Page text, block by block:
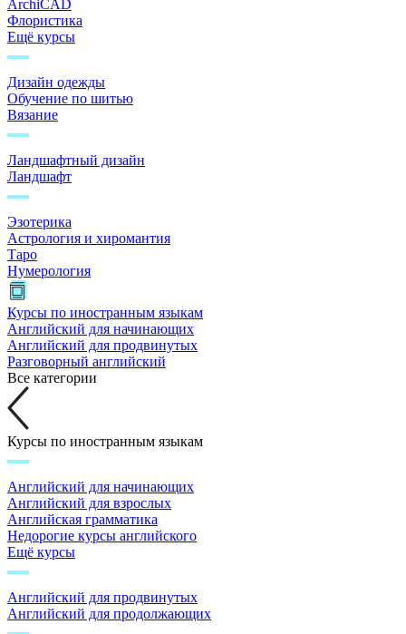
ArchiCAD
Флористика
Ещё курсы
Дизайн одежды
Обучение по шитью
Вязание
Ландшафтный дизайн
Ландшафт
Эзотерика
Астрология и хиромантия
Таро
Нумерология
Курсы по иностранным языкам
Английский для начинающих
Английский для продвинутых
Разговорный английский
Все категории
Курсы по иностранным языкам
Английский для начинающих
Английский для взрослых
Английская грамматика
Недорогие курсы английского
Ещё курсы
Английский для продвинутых
Английский для продолжающих